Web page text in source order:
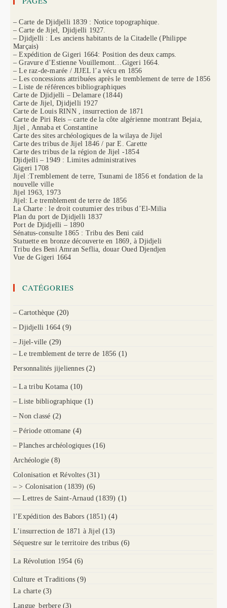
– Carte de Djidjelli 1839 : Notice topographique.
– Carte de Jijel, Djidjelli 1927.
– Djidjelli : Les anciens habitants de la Citadelle (Philippe
Marçais)
– Expédition de Gigeri 1664: Position des deux camps.
– Gravure d’Estienne Vouillemont…Gigeri 1664.
– Le raz-de-marée / JIJEL l’a vécu en 1856
– Les concessions attribuées après le tremblement de terre de 1856
– Liste de références bibliographiques
Carte de Djidjelli – Delamare (1844)
Carte de Jijel, Djidjelli 1927
Carte de Louis RINN , insurrection de 1871
Carte de Piri Reis – carte de la côte algérienne montrant Bejaia,
Jijel , Annaba et Constantine
Carte des sites archéologiques de la wilaya de Jijel
Carte des tribus de Jijel 1846 / par E. Carette
Carte des tribus de la région de Jijel -1854
Djidjelli – 1949 : Limites administratives
Gigeri 1708
Jijel :Tremblement de terre, Tsunami de 1856 et fondation de la
nouvelle ville
Jijel 1963, 1973
Jijel: Le tremblement de terre de 1856
La Charte : le droit coutumier des tribus d’El-Milia
Plan du port de Djidjelli 1837
Port de Djidjelli – 1890
Sénatus-consulte 1865 : Tribu des Beni caïd
Statuette en bronze découverte en 1869, à Djidjeli
Tribu des Beni Amran Seflia, douar Oued Djendjen
Vue de Gigeri 1664
CATÉGORIES
– Cartothèque (20)
– Djidjelli 1664 (9)
– Jijel-ville (29)
– Le tremblement de terre de 1856 (1)
Personnalités jijeliennes (2)
– La tribu Kotama (10)
– Liste bibliographique (1)
– Non classé (2)
– Période ottomane (4)
– Planches archéologiques (16)
Archéologie (8)
Colonisation et Révoltes (31)
– > Colonisation (1839) (6)
— Lettres de Saint-Arnaud (1839) (1)
l’Expédition des Babors (1851) (4)
L’insurrection de 1871 à Jijel (13)
Séquestre sur le territoire des tribus (6)
La Révolution 1954 (6)
Culture et Traditions (9)
La charte (3)
Langue_berbere (3)